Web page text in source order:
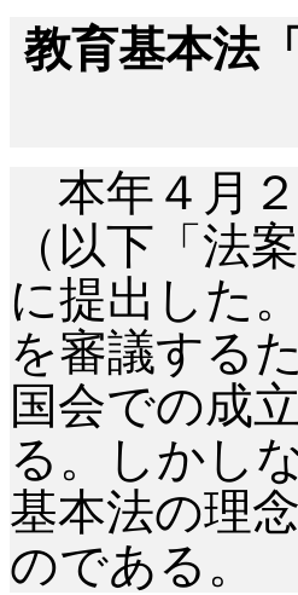
教育基本法
本年４月
（以下「法
に提出した
を審議する
国会での成
る。しかし
基本法の理
のである。